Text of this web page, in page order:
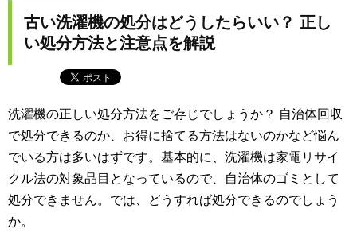
古い洗濯機の処分はどうしたらいい？ 正し
い処分方法と注意点を解説
洗濯機の正しい処分方法をご存じでしょうか？ 自治体回収
で処分できるのか、お得に捨てる方法はないのかなど悩ん
でいる方は多いはずです。基本的に、洗濯機は家電リサイ
クル法の対象品目となっているので、自治体のゴミとして
処分できません。では、どうすれば処分できるのでしょう
か。